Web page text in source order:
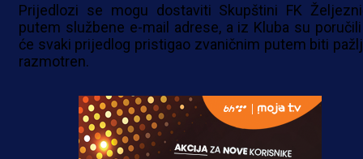
Prijedlozi se mogu dostaviti Skupštini FK
putem službene e-mail adrese, a iz Kluba su
će svaki prijedlog pristigao zvaničnim putem biti
razmotren.